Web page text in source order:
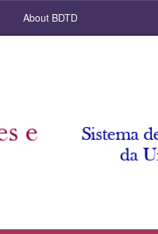
About BDTD